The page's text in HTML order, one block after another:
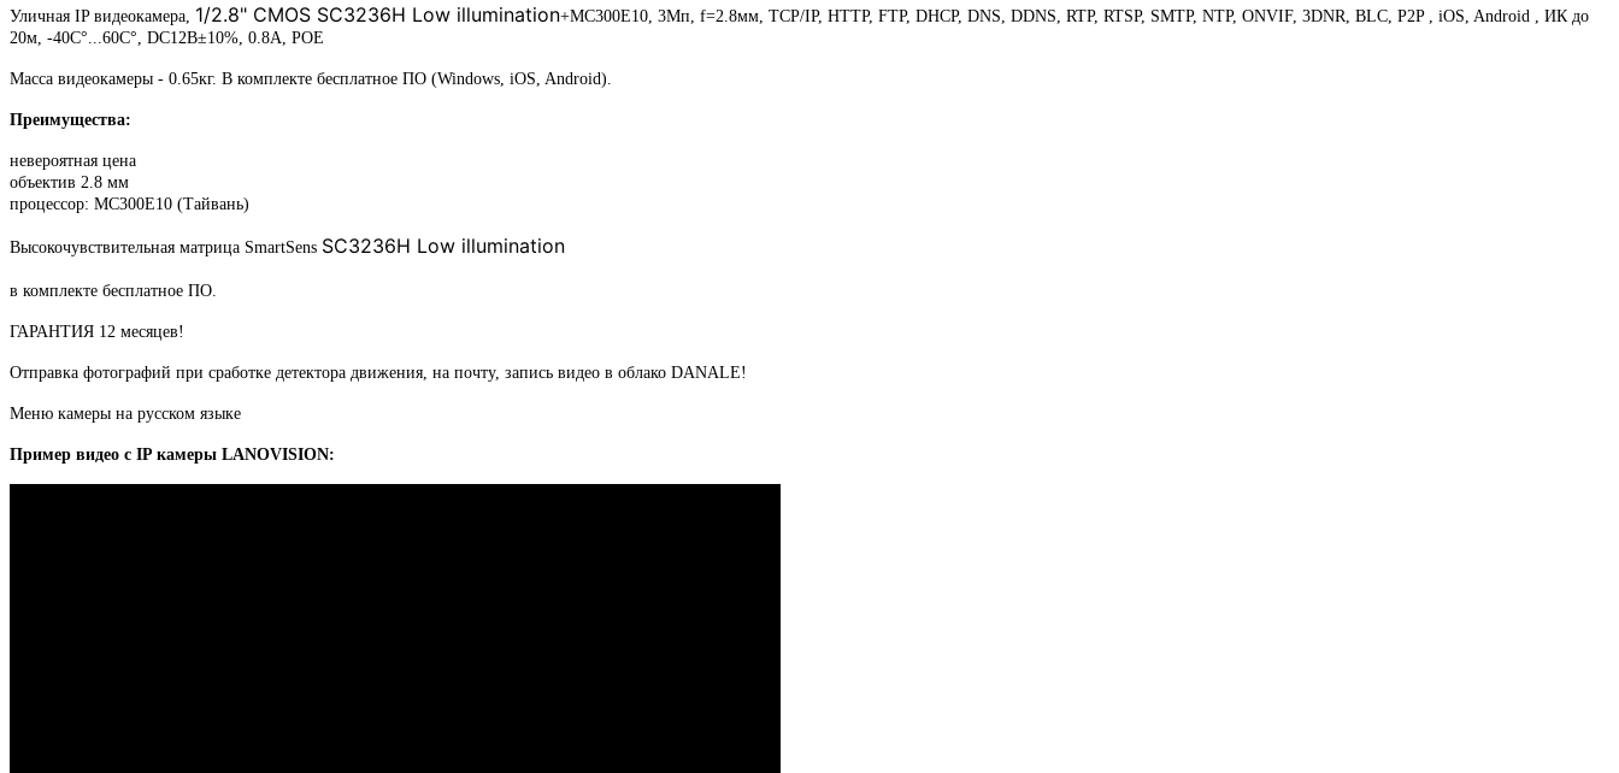
Уличная IP видеокамера, 1/2.8" CMOS SC3236H Low illumination+MC300E10, 3Мп, f=2.8мм, TCP/IP, HTTP, FTP, DHCP, DNS, DDNS, RTP, RTSP, SMTP, NTP, ONVIF, 3DNR, BLC, P2P , iOS, Android , ИК до
20м, -40C°...60C°, DC12В±10%, 0.8А, POE
Масса видеокамеры - 0.65кг. В комплекте бесплатное ПО (Windows, iOS, Android).
Преимущества:
невероятная цена
объектив 2.8 мм
процессор: MC300E10 (Тайвань)
Высокочувствительная матрица SmartSens SC3236H Low illumination
в комплекте бесплатное ПО.
ГАРАНТИЯ 12 месяцев!
Отправка фотографий при сработке детектора движения, на почту, запись видео в облако DANALE!
Меню камеры на русском языке
Пример видео с IP камеры LANOVISION: